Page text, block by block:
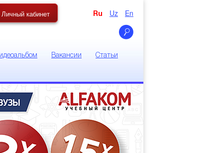
Личный кабинет Ru Uz En
Вакансии Статьи